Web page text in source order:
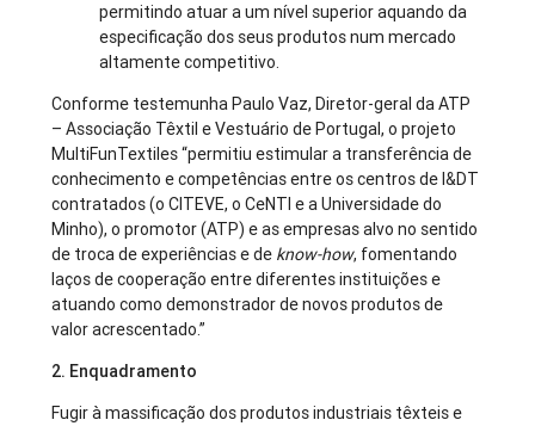
permitindo atuar a um nível superior aquando da
especificação dos seus produtos num mercado
altamente competitivo.
Conforme testemunha Paulo Vaz, Diretor-geral da ATP
– Associação Têxtil e Vestuário de Portugal, o projeto
MultiFunTextiles “permitiu estimular a transferência de
conhecimento e competências entre os centros de I&DT
contratados (o CITEVE, o CeNTI e a Universidade do
Minho), o promotor (ATP) e as empresas alvo no sentido
de troca de experiências e de know-how, fomentando
laços de cooperação entre diferentes instituições e
atuando como demonstrador de novos produtos de
valor acrescentado.”
2. Enquadramento
Fugir à massificação dos produtos industriais têxteis e